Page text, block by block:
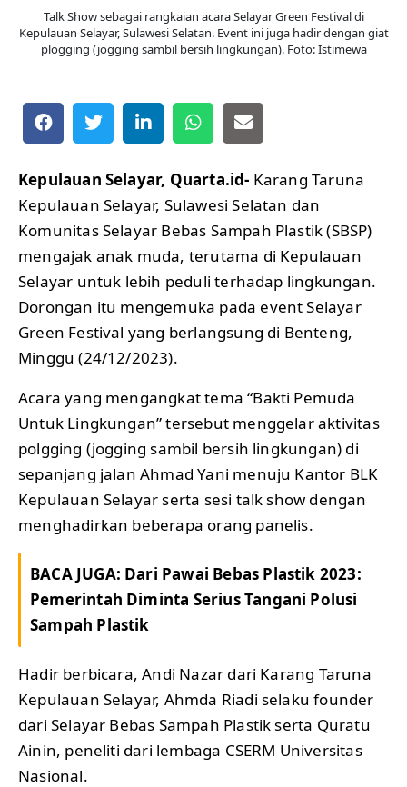
Talk Show sebagai rangkaian acara Selayar Green Festival di
Kepulauan Selayar, Sulawesi Selatan. Event ini juga hadir dengan giat
plogging (jogging sambil bersih lingkungan). Foto: Istimewa
Kepulauan Selayar, Quarta.id- Karang Taruna
Kepulauan Selayar, Sulawesi Selatan dan
Komunitas Selayar Bebas Sampah Plastik (SBSP)
mengajak anak muda, terutama di Kepulauan
Selayar untuk lebih peduli terhadap lingkungan.
Dorongan itu mengemuka pada event Selayar
Green Festival yang berlangsung di Benteng,
Minggu (24/12/2023).
Acara yang mengangkat tema “Bakti Pemuda
Untuk Lingkungan” tersebut menggelar aktivitas
polgging (jogging sambil bersih lingkungan) di
sepanjang jalan Ahmad Yani menuju Kantor BLK
Kepulauan Selayar serta sesi talk show dengan
menghadirkan beberapa orang panelis.
BACA JUGA: Dari Pawai Bebas Plastik 2023:
Pemerintah Diminta Serius Tangani Polusi
Sampah Plastik
Hadir berbicara, Andi Nazar dari Karang Taruna
Kepulauan Selayar, Ahmda Riadi selaku founder
dari Selayar Bebas Sampah Plastik serta Quratu
Ainin, peneliti dari lembaga CSERM Universitas
Nasional.